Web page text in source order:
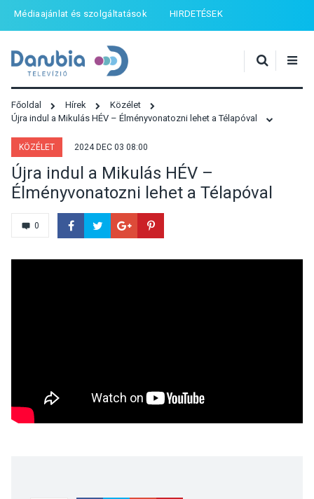
Médiaajánlat és szolgáltatások HIRDETÉSEK
Főoldal Hírek
Közélet
Újra indul a Mikulás HÉV – Élményvonatozni lehet a Télapóval
KÖZÉLET 2024 DEC 03 08:00
Újra indul a Mikulás HÉV –
Élményvonatozni lehet a Télapóval
0